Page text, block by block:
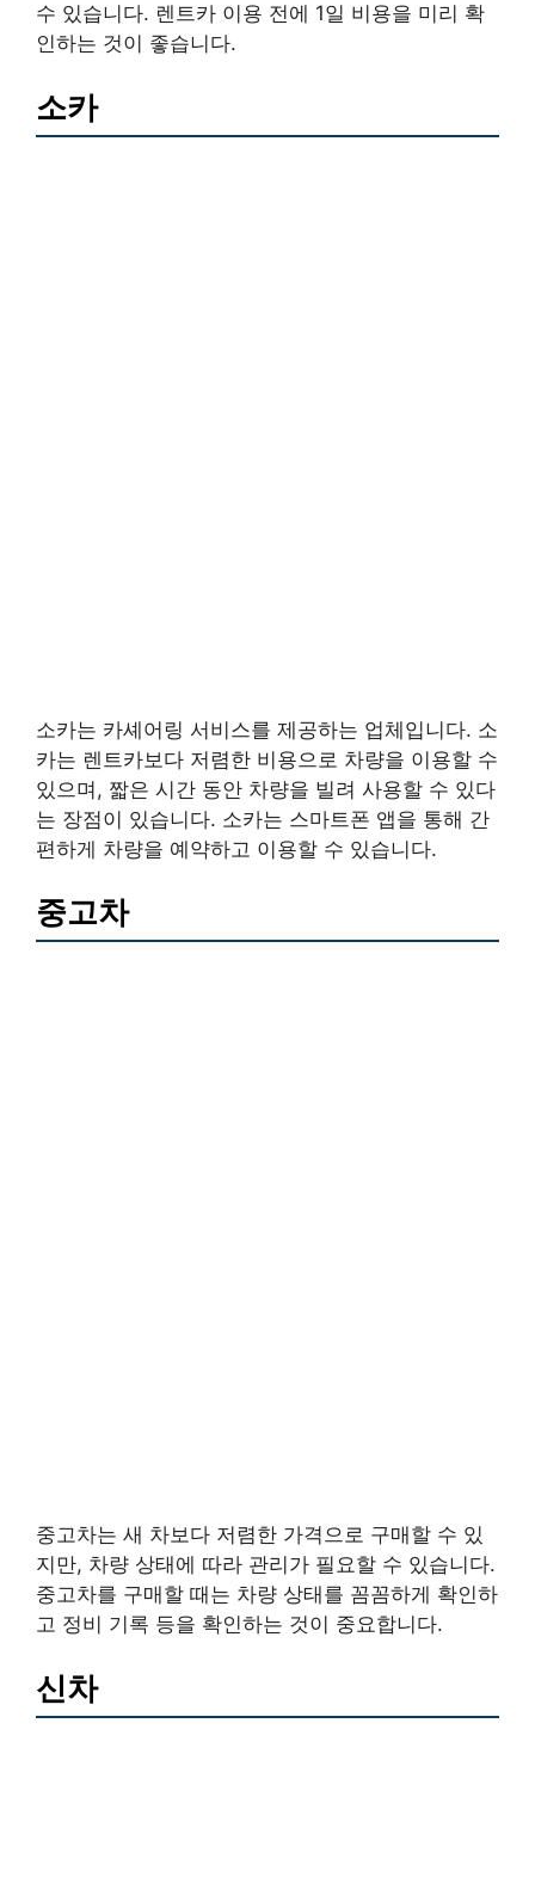
수 있습니다. 렌트카 이용 전에 1일 비용을 미리 확
인하는 것이 좋습니다.
소카
소카는 카셰어링 서비스를 제공하는 업체입니다. 소
카는 렌트카보다 저렴한 비용으로 차량을 이용할 수
있으며, 짧은 시간 동안 차량을 빌려 사용할 수 있다
는 장점이 있습니다. 소카는 스마트폰 앱을 통해 간
편하게 차량을 예약하고 이용할 수 있습니다.
중고차
중고차는 새 차보다 저렴한 가격으로 구매할 수 있
지만, 차량 상태에 따라 관리가 필요할 수 있습니다.
중고차를 구매할 때는 차량 상태를 꼼꼼하게 확인하
고 정비 기록 등을 확인하는 것이 중요합니다.
신차